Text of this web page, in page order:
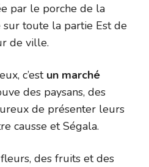
par le porche de la
toute la partie Est de
de ville.
c’estun marché
des paysans, des
de présenter leurs
causse et Ségala.
des fruits et des